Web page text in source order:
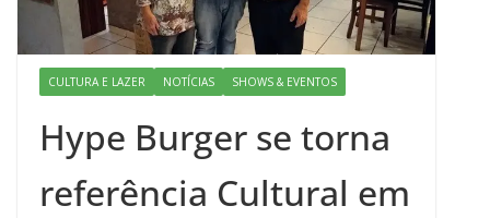
CULTURA E LAZER NOTÍCIAS SHOWS & EVENTOS
Hype Burger se torna
referência Cultural em